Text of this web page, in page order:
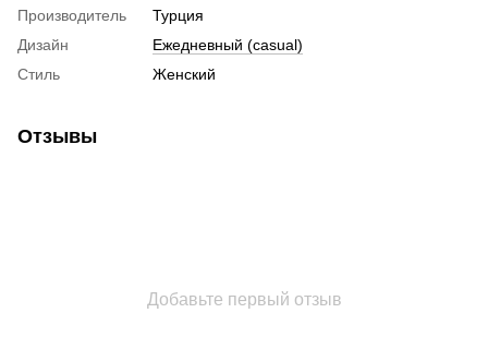
Производитель
Турция
Дизайн
Ежедневный (casual)
Стиль
Женский
Отзывы
Добавьте первый отзыв